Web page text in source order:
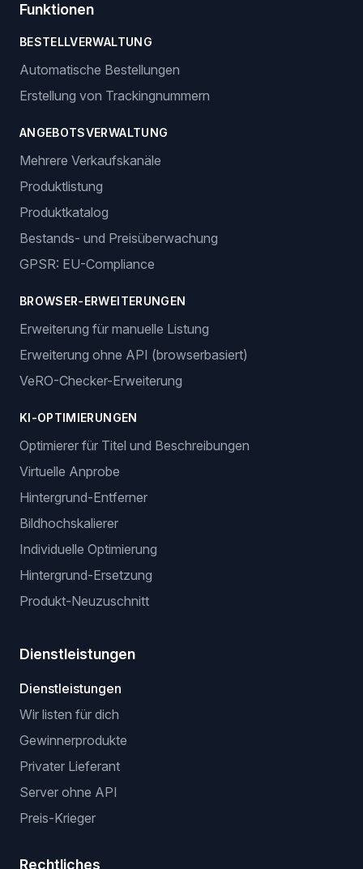
Funktionen
BESTELLVERWALTUNG
Automatische Bestellungen
Erstellung von Trackingnummern
ANGEBOTSVERWALTUNG
Mehrere Verkaufskanäle
Produktlistung
Produktkatalog
Bestands- und Preisüberwachung
GPSR: EU-Compliance
BROWSER-ERWEITERUNGEN
Erweiterung für manuelle Listung
Erweiterung ohne API (browserbasiert)
VeRO-Checker-Erweiterung
KI-OPTIMIERUNGEN
Optimierer für Titel und Beschreibungen
Virtuelle Anprobe
Hintergrund-Entferner
Bildhochskalierer
Individuelle Optimierung
Hintergrund-Ersetzung
Produkt-Neuzuschnitt
Dienstleistungen
Dienstleistungen
Wir listen für dich
Gewinnerprodukte
Privater Lieferant
Server ohne API
Preis-Krieger
Rechtliches